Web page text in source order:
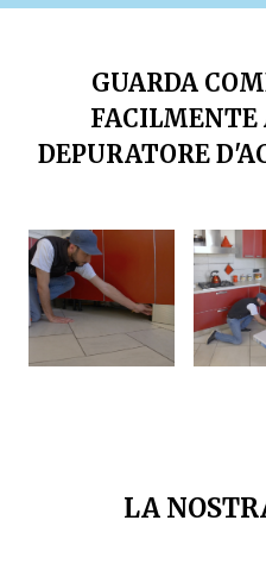
GUARDA
FACILMENTE
DEPURATORE
LA